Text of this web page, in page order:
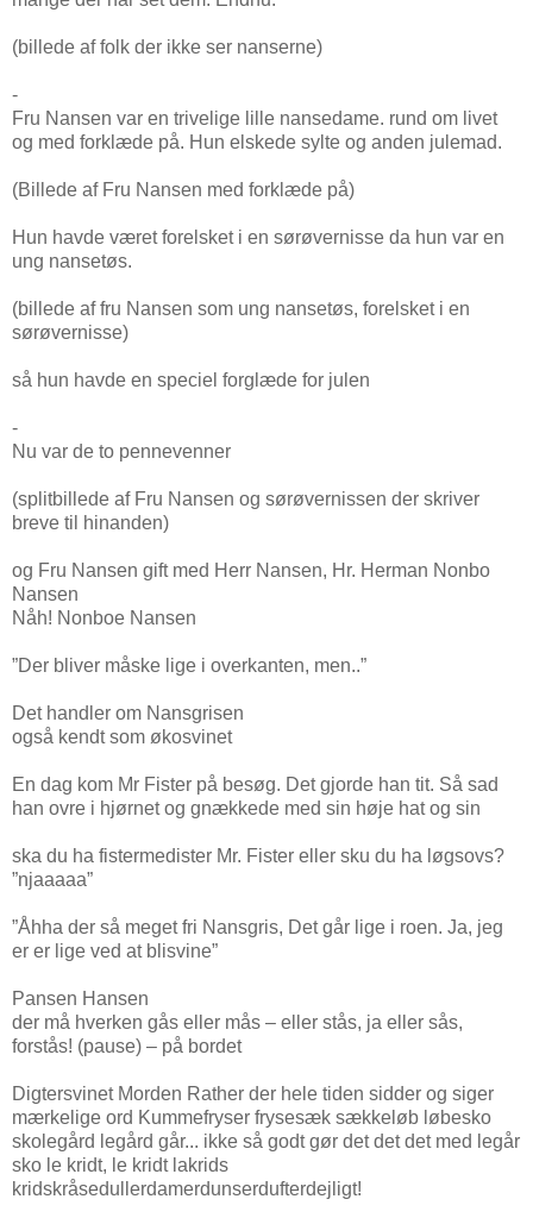
(billede af folk der ikke ser nanserne)
-
Fru Nansen var en trivelige lille nansedame. rund om livet
og med forklæde på. Hun elskede sylte og anden julemad.
(Billede af Fru Nansen med forklæde på)
Hun havde været forelsket i en sørøvernisse da hun var en
ung nansetøs.
(billede af fru Nansen som ung nansetøs, forelsket i en
sørøvernisse)
så hun havde en speciel forglæde for julen
-
Nu var de to pennevenner
(splitbillede af Fru Nansen og sørøvernissen der skriver
breve til hinanden)
og Fru Nansen gift med Herr Nansen, Hr. Herman Nonbo
Nansen
Nåh! Nonboe Nansen
”Der bliver måske lige i overkanten, men..”
Det handler om Nansgrisen
også kendt som økosvinet
En dag kom Mr Fister på besøg. Det gjorde han tit. Så sad
han ovre i hjørnet og gnækkede med sin høje hat og sin
ska du ha fistermedister Mr. Fister eller sku du ha løgsovs?
”njaaaaa”
”Åhha der så meget fri Nansgris, Det går lige i roen. Ja, jeg
er er lige ved at blisvine”
Pansen Hansen
der må hverken gås eller mås – eller stås, ja eller sås,
forstås! (pause) – på bordet
Digtersvinet Morden Rather der hele tiden sidder og siger
mærkelige ord Kummefryser frysesæk sækkeløb løbesko
skolegård legård går... ikke så godt gør det det det med legår
sko le kridt, le kridt lakrids
kridskråsedullerdamerdunserdufterdejligt!